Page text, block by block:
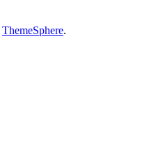
ThemeSphere.